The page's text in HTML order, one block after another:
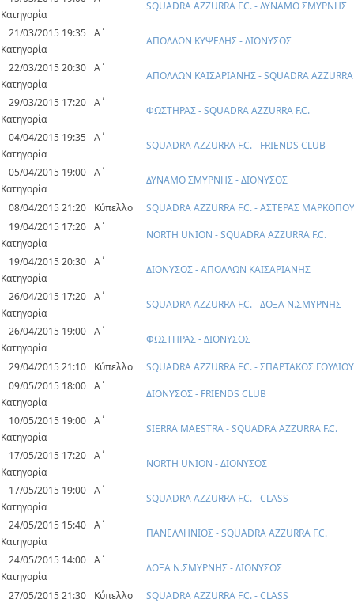
Κατηγορία
SQUADRA AZZURRA F.C. - ΔΥΝΑΜΟ ΣΜΥΡΝΗΣ
21/03/2015 19:35 Α΄
Κατηγορία
ΑΠΟΛΛΩΝ ΚΥΨΕΛΗΣ - ΔΙΟΝΥΣΟΣ
22/03/2015 20:30 Α΄
Κατηγορία
ΑΠΟΛΛΩΝ ΚΑΙΣΑΡΙΑΝΗΣ - SQUADRA AZZURRA
29/03/2015 17:20 Α΄
Κατηγορία
ΦΩΣΤΗΡΑΣ - SQUADRA AZZURRA F.C.
04/04/2015 19:35 Α΄
Κατηγορία
SQUADRA AZZURRA F.C. - FRIENDS CLUB
05/04/2015 19:00 Α΄
Κατηγορία
ΔΥΝΑΜΟ ΣΜΥΡΝΗΣ - ΔΙΟΝΥΣΟΣ
08/04/2015 21:20 Κύπελλο
SQUADRA AZZURRA F.C. - ΑΣΤΕΡΑΣ
19/04/2015 17:20 Α΄
Κατηγορία
NORTH UNION - SQUADRA AZZURRA F.C.
19/04/2015 20:30 Α΄
Κατηγορία
ΔΙΟΝΥΣΟΣ - ΑΠΟΛΛΩΝ ΚΑΙΣΑΡΙΑΝΗΣ
26/04/2015 17:20 Α΄
Κατηγορία
SQUADRA AZZURRA F.C. - ΔΟΞΑ Ν.ΣΜΥΡΝΗΣ
26/04/2015 19:00 Α΄
Κατηγορία
ΦΩΣΤΗΡΑΣ - ΔΙΟΝΥΣΟΣ
29/04/2015 21:10 Κύπελλο
SQUADRA AZZURRA F.C. - ΣΠΑΡΤΑΚΟΣ ΓΟΥΔΙΟΥ
09/05/2015 18:00 Α΄
Κατηγορία
ΔΙΟΝΥΣΟΣ - FRIENDS CLUB
10/05/2015 19:00 Α΄
Κατηγορία
SIERRA MAESTRA - SQUADRA AZZURRA F.C.
17/05/2015 17:20 Α΄
Κατηγορία
NORTH UNION - ΔΙΟΝΥΣΟΣ
17/05/2015 19:00 Α΄
Κατηγορία
SQUADRA AZZURRA F.C. - CLASS
24/05/2015 15:40 Α΄
Κατηγορία
ΠΑΝΕΛΛΗΝΙΟΣ - SQUADRA AZZURRA F.C.
24/05/2015 14:00 Α΄
Κατηγορία
ΔΟΞΑ Ν.ΣΜΥΡΝΗΣ - ΔΙΟΝΥΣΟΣ
27/05/2015 21:30 Κύπελλο
SQUADRA AZZURRA F.C. - CLASS